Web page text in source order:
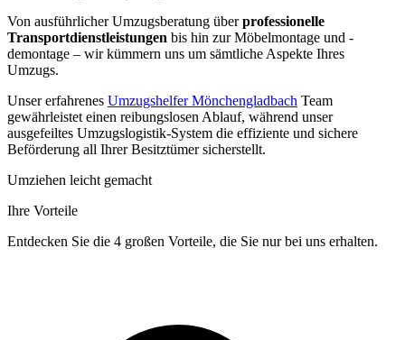
Von ausführlicher Umzugsberatung überprofessionelle
Transportdienstleistungen bis hin zur Möbelmontage und -
demontage – wir kümmern uns um sämtliche Aspekte Ihres
Umzugs.
Unser erfahrenes Umzugshelfer Mönchengladbach Team
gewährleistet einen reibungslosen Ablauf, während unser
ausgefeiltes Umzugslogistik-System die effiziente und sichere
Beförderung all Ihrer Besitztümer sicherstellt.
Umziehen leicht gemacht
Ihre Vorteile
Entdecken Sie die 4 großen Vorteile, die Sie nur bei uns erhalten.